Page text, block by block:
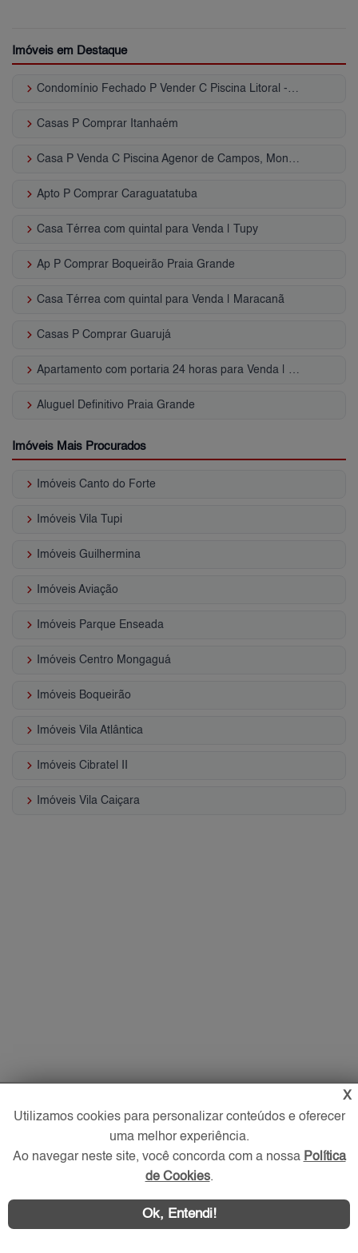
Imóveis em Destaque
keyboard_arrow_right Condomínio Fechado P Vender C Piscina Litoral - SP
keyboard_arrow_right Casas P Comprar Itanhaém
keyboard_arrow_right Casa P Venda C Piscina Agenor de Campos, Mongaguá - SP
keyboard_arrow_right Apto P Comprar Caraguatatuba
keyboard_arrow_right Casa Térrea com quintal para Venda | Tupy
keyboard_arrow_right Ap P Comprar Boqueirão Praia Grande
keyboard_arrow_right Casa Térrea com quintal para Venda | Maracanã
keyboard_arrow_right Casas P Comprar Guarujá
keyboard_arrow_right Apartamento com portaria 24 horas para Venda | Parque Enseada
keyboard_arrow_right Aluguel Definitivo Praia Grande
Imóveis Mais Procurados
keyboard_arrow_right Imóveis Canto do Forte
keyboard_arrow_right Imóveis Vila Tupi
keyboard_arrow_right Imóveis Guilhermina
keyboard_arrow_right Imóveis Aviação
keyboard_arrow_right Imóveis Parque Enseada
keyboard_arrow_right Imóveis Centro Mongaguá
keyboard_arrow_right Imóveis Boqueirão
keyboard_arrow_right Imóveis Vila Atlântica
keyboard_arrow_right Imóveis Cibratel II
keyboard_arrow_right Imóveis Vila Caiçara
X
Utilizamos cookies para personalizar conteúdos e oferecer
uma melhor experiência.
Ao navegar neste site, você concorda com a nossa Política
de Cookies.
Ok, Entendi!